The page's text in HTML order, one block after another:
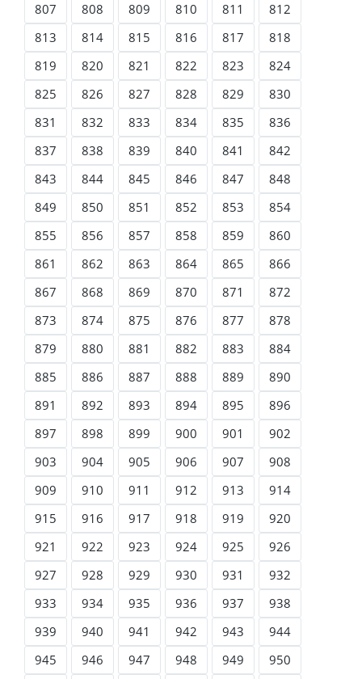
807
808 809 810 811
812
813
814 815 816 817
818
819
820 821 822 823
824
825
826 827 828 829
830
831
832 833 834 835
836
837
838 839 840 841
842
843
844 845 846 847
848
849
850 851 852 853
854
855
856 857 858 859
860
861
862 863 864 865
866
867
868 869 870 871
872
873
874 875 876 877
878
879
880 881 882 883
884
885
886 887 888 889
890
891
892 893 894 895
896
897
898 899 900 901
902
903
904 905 906 907
908
909
910 911 912 913
914
915
916 917 918 919
920
921
922 923 924 925
926
927
928 929 930 931
932
933
934 935 936 937
938
939
940 941 942 943
944
945
946 947 948 949
950